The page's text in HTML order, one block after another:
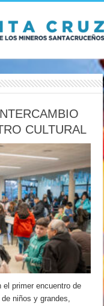
CULTURAL
primer encuentro de
niños y grandes,